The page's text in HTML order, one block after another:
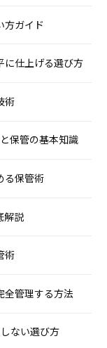
方ガイド
に仕上げる選び方
術
保管の基本知識
る保管術
解説
術
全管理する方法
ない選び方